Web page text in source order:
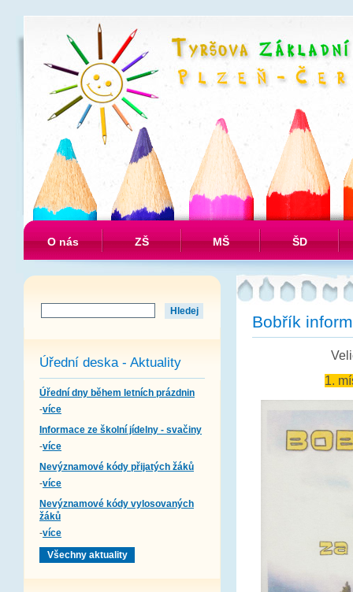
O nás ZŠ MŠ ŠD
Úřední deska - Aktuality
Úřední dny během letních prázdnin
-více
Informace ze školní jídelny - svačiny
-více
Nevýznamové kódy přijatých žáků
-více
Nevýznamové kódy vylosovaných
žáků
-více
Všechny aktuality
Bobřík
1.